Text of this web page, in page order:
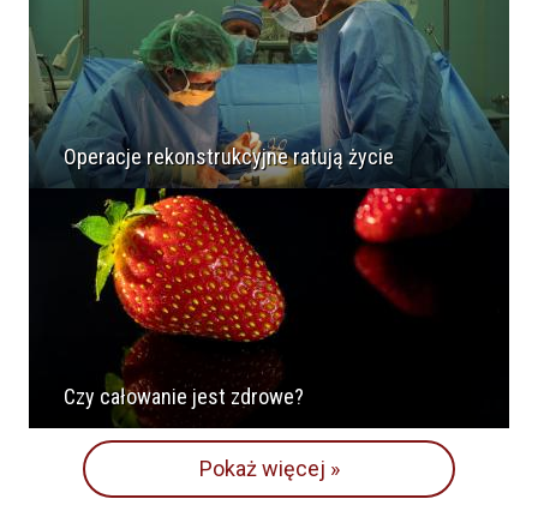
Operacje rekonstrukcyjne ratują życie
Czy całowanie jest zdrowe?
Pokaż więcej »